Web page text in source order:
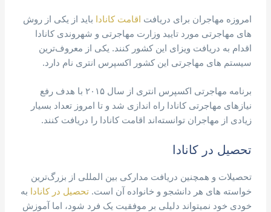
امروزه مهاجران برای دریافت اقامت کانادا
باید از یکی از روش
های مهاجرتی مورد تایید وزارت مهاجرتی و شهروندی کانادا
اقدام به دریافت ویزای این کشور کنند. یکی از معروف‌ترین
سیستم های مهاجرتی این کشور اکسپرس انتری نام دارد.
برنامه مهاجرتی اکسپرس انتری از سال ۲۰۱۵ با هدف رفع
نیازهای مهاجرتی کانادا راه اندازی شد و تا امروز تعداد بسیار
زیادی از مهاجران توانسته‌اند اقامت کانادا را دریافت کنند.
تحصیل در کانادا
تحصیلات و همچنین دریافت مدارکی بین المللی از بزرگ‌ترین
خواسته های هر دانشجو و خانواده آن است.تحصیل در کانادا
به
خودی خود نمیتواند دلیلی بر موفقیت یک فرد شود، اما آموزش